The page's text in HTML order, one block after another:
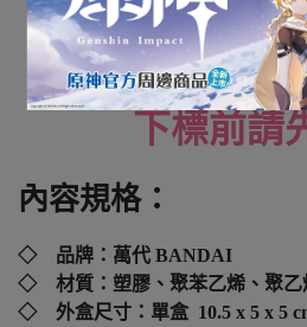
全新未
下標前請
內容規格：
◇ 品牌：萬代 BANDAI
◇ 材質：塑膠、聚苯乙烯、聚乙
◇ 外盒尺寸：單盒 10.5 x 5 x 5